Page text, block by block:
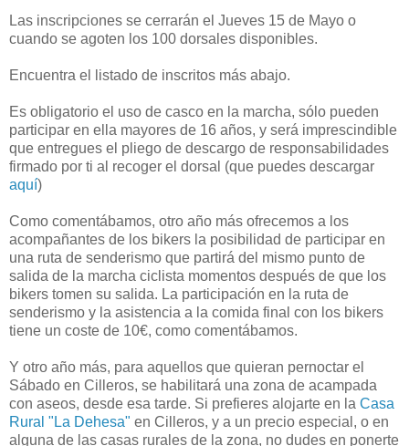
Las inscripciones se cerrarán el Jueves 15 de Mayo o
cuando se agoten los 100 dorsales disponibles.
Encuentra el listado de inscritos más abajo.
Es obligatorio el uso de casco en la marcha, sólo pueden
participar en ella mayores de 16 años, y será imprescindible
que entregues el pliego de descargo de responsabilidades
firmado por ti al recoger el dorsal (que puedes descargar
aquí)
Como comentábamos, otro año más ofrecemos a los
acompañantes de los bikers la posibilidad de participar en
una ruta de senderismo que partirá del mismo punto de
salida de la marcha ciclista momentos después de que los
bikers tomen su salida. La participación en la ruta de
senderismo y la asistencia a la comida final con los bikers
tiene un coste de 10€, como comentábamos.
Y otro año más, para aquellos que quieran pernoctar el
Sábado en Cilleros, se habilitará una zona de acampada
con aseos, desde esa tarde. Si prefieres alojarte en la Casa
Rural "La Dehesa" en Cilleros, y a un precio especial, o en
alguna de las casas rurales de la zona, no dudes en ponerte